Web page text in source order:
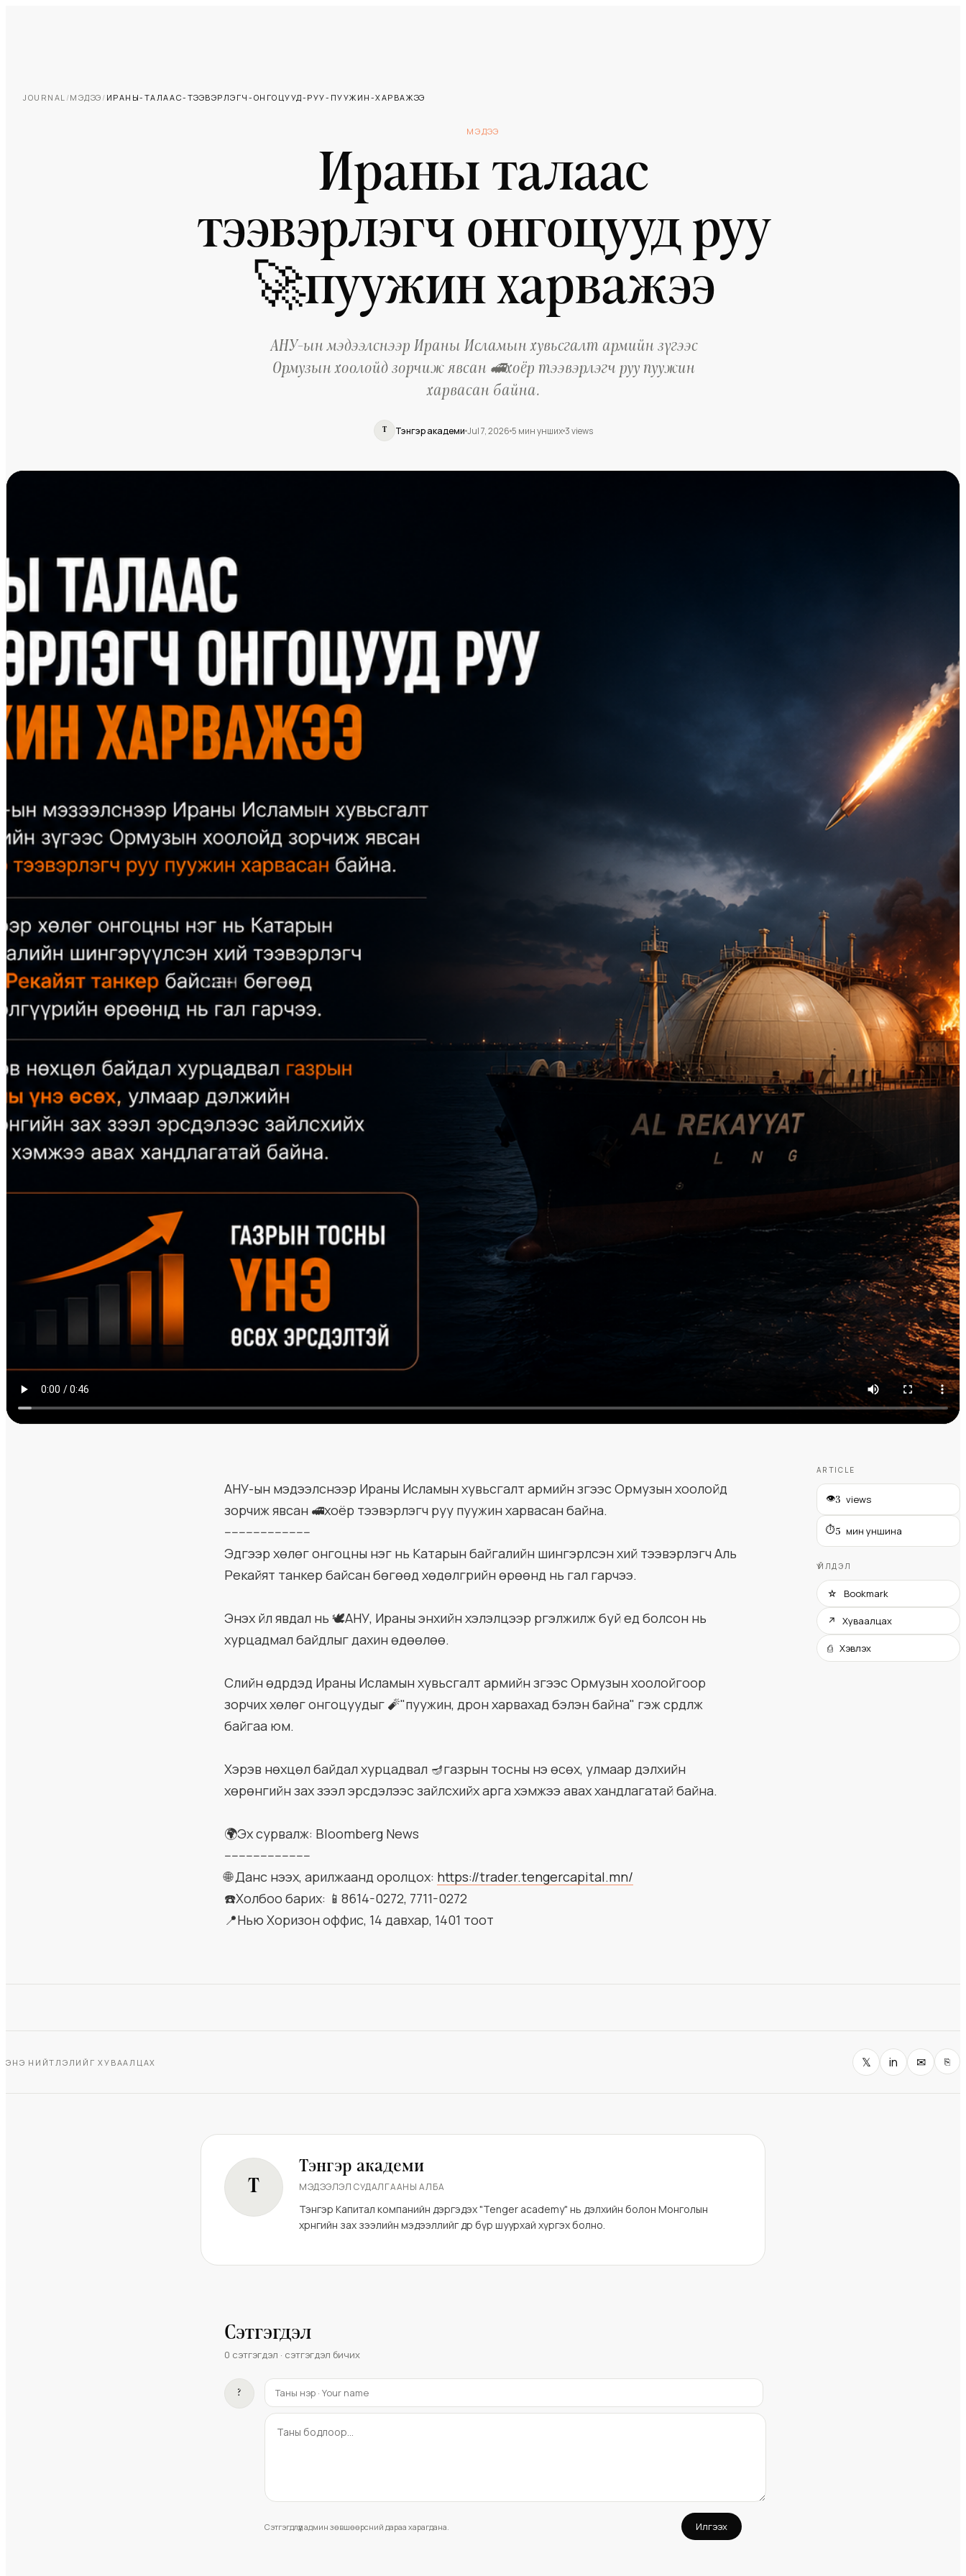
JOURNAL /МЭДЭЭ / ИРАНЫ-ТАЛААС-ТЭЭВЭРЛЭГЧ-ОНГОЦУУД-РУУ-ПУУЖИН-ХАРВАЖЭЭ
МЭДЭЭ
Ираны талаас
тээвэрлэгч онгоцууд руу
🚀пуужин харважээ
АНУ-ын мэдээлснээр Ираны Исламын хувьсгалт армийн зүгээс
Ормузын хоолойд зорчиж явсан 🚅хоёр тээвэрлэгч руу пуужин
харвасан байна.
Т Тэнгэр академи Jul 7, 2026 5 мин унших3views
АНУ-ын мэдээлснээр Ираны Исламын хувьсгалт армийн зүгээс Ормузын хоолойд
зорчиж явсан 🚅хоёр тээвэрлэгч руу пуужин харвасан байна.
------------------------
Эдгээр хөлөг онгоцны нэг нь Катарын байгалийн шингэрүүлсэн хий тээвэрлэгч Аль
Рекайят танкер байсан бөгөөд хөдөлгүүрийн өрөөнд нь гал гарчээ.
Энэхүү үйл явдал нь 🕊️АНУ, Ираны энхийн хэлэлцээр үргэлжилж буй үед болсон нь
хурцадмал байдлыг дахин өдөөлөө.
Сүүлийн өдрүүдэд Ираны Исламын хувьсгалт армийн зүгээс Ормузын хоолойгоор
зорчих хөлөг онгоцуудыг 🧨"пуужин, дрон харвахад бэлэн байна" гэж сүрдүүлж
байгаа юм.
Хэрэв нөхцөл байдал хурцадвал 🪔газрын тосны үнэ өсөх, улмаар дэлхийн
хөрөнгийн зах зээл эрсдэлээс зайлсхийх арга хэмжээ авах хандлагатай байна.
🌍Эх сурвалж: Bloomberg News
------------------------
🌐 Данс нээх, арилжаанд оролцох: https://trader.tengercapital.mn/
☎️Холбоо барих: 📱8614-0272, 7711-0272
📍Нью Хоризон оффис, 14 давхар, 1401 тоот
ARTICLE
👁3 views
⏱5 мин уншина
ҮЙЛДЭЛ
☆ Bookmark
↗ Хуваалцах
⎙ Хэвлэх
ЭНЭ НИЙТЛЭЛИЙГ ХУВААЛЦАХ 𝕏 in ✉ ⎘
Т
Тэнгэр академи
МЭДЭЭЛЭЛ СУДАЛГААНЫ АЛБА
Тэнгэр Капитал компанийн дэргэдэх "Tenger academy" нь дэлхийн болон Монголын
хөрөнгийн зах зээлийн мэдээллийг өдөр бүр шуурхай хүргэх болно.
Сэтгэгдэл
0 сэтгэгдэл · сэтгэгдэл бичих
?
Сэтгэгдлүүд админ зөвшөөрсний дараа харагдана. Илгээх